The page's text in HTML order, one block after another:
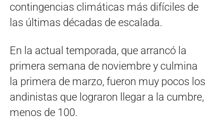
contingencias climáticas más difíciles de
las últimas décadas de escalada.
En la actual temporada, que arrancó la
primera semana de noviembre y culmina
la primera de marzo, fueron muy pocos los
andinistas que lograron llegar a la cumbre,
menos de 100.